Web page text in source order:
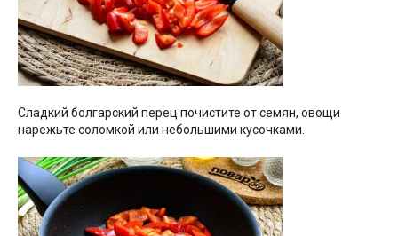
Сладкий болгарский перец почистите от семян, овощи
нарежьте соломкой или небольшими кусочками.